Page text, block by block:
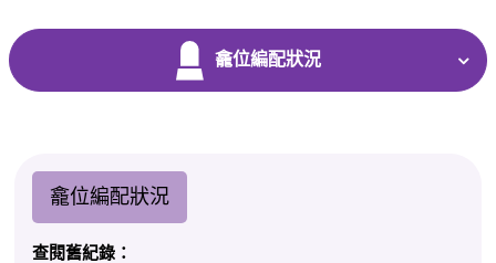
龕位編配狀況
龕位編配狀況
查閱舊紀錄：